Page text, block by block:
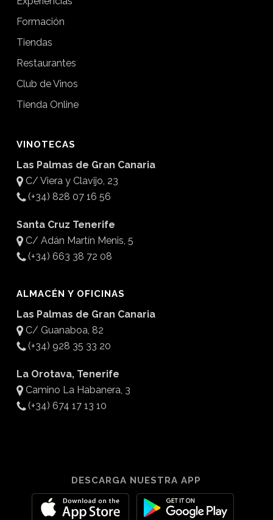
Formación
Tiendas
Restaurantes
Club de Vinos
Tienda Online
VINOTECAS
Las Palmas de Gran Canaria
C/ Viera y Clavijo, 23
(+34) 828 07 16 56
Santa Cruz Tenerife
C/ Adán Martín Menis, 5
(+34) 663 38 72 08
ALMACÉN Y OFICINAS
Las Palmas de Gran Canaria
C/ Guanaboa, 82
(+34) 928 35 33 20
La Orotava, Tenerife
Camino La Habanera, 3
(+34) 674 17 13 10
DESCARGA NUESTRA APP